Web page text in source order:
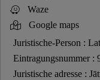
Waze
Google maps
Juristische-Person :
Eintragungsnummer :
Juristische adresse :